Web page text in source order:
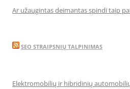
Ar užaugintas deimantas spindi taip
SEO STRAIPSNIŲ TALPINIMAS
Elektromobilių ir hibridinių